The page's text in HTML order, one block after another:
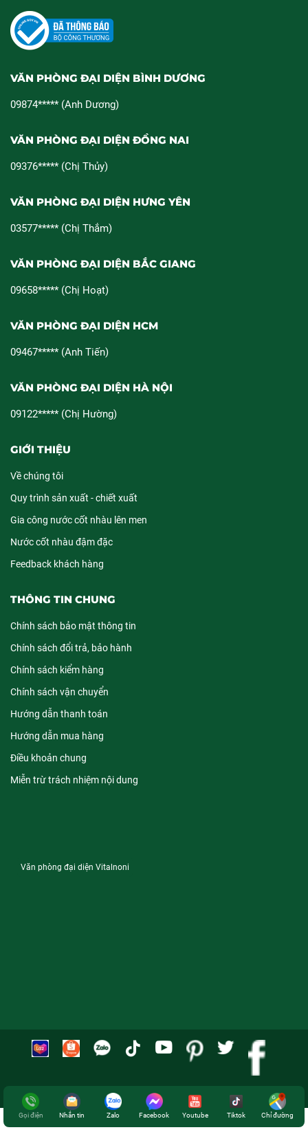
VĂN PHÒNG ĐẠI DIỆN BÌNH DƯƠNG
09874***** (Anh Dương)
VĂN PHÒNG ĐẠI DIỆN ĐỒNG NAI
09376***** (Chị Thủy)
VĂN PHÒNG ĐẠI DIỆN HƯNG YÊN
03577***** (Chị Thắm)
VĂN PHÒNG ĐẠI DIỆN BẮC GIANG
09658***** (Chị Hoạt)
VĂN PHÒNG ĐẠI DIỆN HCM
09467***** (Anh Tiến)
VĂN PHÒNG ĐẠI DIỆN HÀ NỘI
09122***** (Chị Hường)
GIỚI THIỆU
Về chúng tôi
Quy trình sản xuất - chiết xuất
Gia công nước cốt nhàu lên men
Nước cốt nhàu đậm đặc
Feedback khách hàng
THÔNG TIN CHUNG
Chính sách bảo mật thông tin
Chính sách đổi trả, bảo hành
Chính sách kiểm hàng
Chính sách vận chuyển
Hướng dẫn thanh toán
Hướng dẫn mua hàng
Điều khoản chung
Miễn trừ trách nhiệm nội dung
Văn phòng đại diện Vitalnoni
CÔNG TY TNHH ĐẦU TƯ SẢN XUẤT - THƯƠNG MẠI DỊCH VỤ VITAL
Gọi điện Nhắn tin Zalo Facebook Youtube Tiktok Chỉ đường